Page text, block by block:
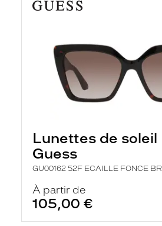
Lunettes de soleil
Guess
GU00162 52F ECAILLE FONCE BR
À partir de
105,00 €